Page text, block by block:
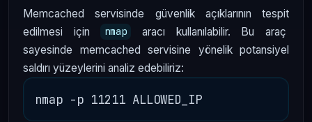
Memcached servisinde güvenlik açıklarının tespit
edilmesi için
nmap
aracı kullanılabilir. Bu araç
sayesinde memcached servisine yönelik potansiyel
saldırı yüzeylerini analiz edebiliriz: